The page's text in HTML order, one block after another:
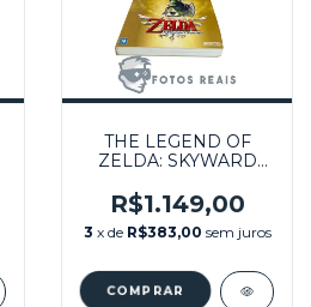
THE LEGEND OF
ZELDA: SKYWARD
EDITION GOLD WII
REMOTE BUNDLE
SEMINOVO - WII
R$1.149,00
3 x de R$383,00 sem juros